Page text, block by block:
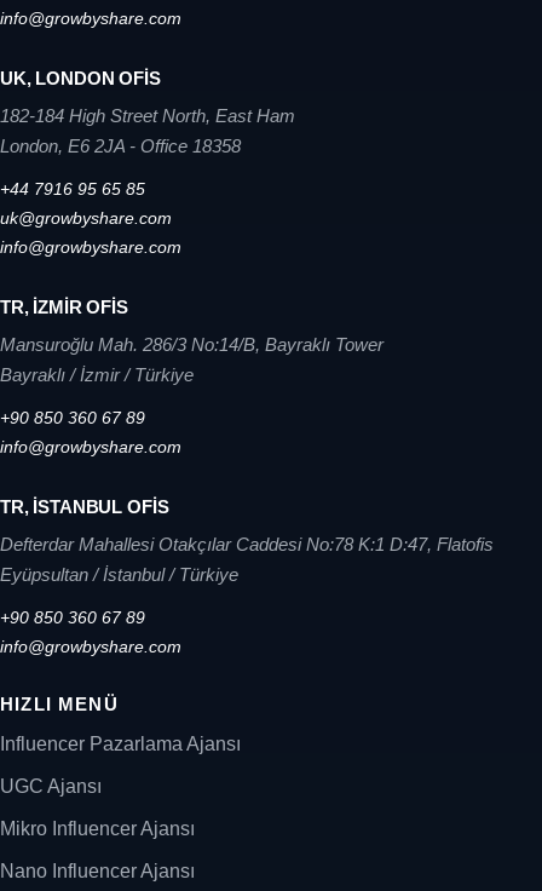
info@growbyshare.com
UK, LONDON OFİS
182-184 High Street North, East Ham
London, E6 2JA - Office 18358
+44 7916 95 65 85
uk@growbyshare.com
info@growbyshare.com
TR, İZMİR OFİS
Mansuroğlu Mah. 286/3 No:14/B, Bayraklı Tower
Bayraklı / İzmir / Türkiye
+90 850 360 67 89
info@growbyshare.com
TR, İSTANBUL OFİS
Defterdar Mahallesi Otakçılar Caddesi No:78 K:1 D:47, Flatofis
Eyüpsultan / İstanbul / Türkiye
+90 850 360 67 89
info@growbyshare.com
HIZLI MENÜ
Influencer Pazarlama Ajansı
UGC Ajansı
Mikro Influencer Ajansı
Nano Influencer Ajansı